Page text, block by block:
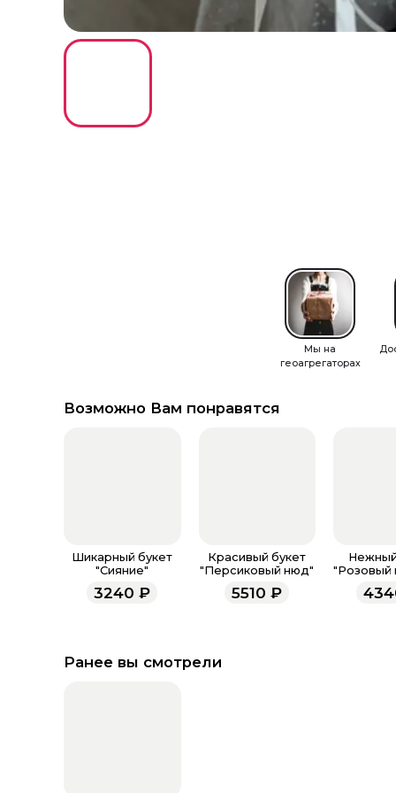
Мы на
геоагрегаторах
Возможно Вам понравятся
Шикарный букет
"Сияние"
3240 ₽
Красивый букет
"Персиковый нюд"
5510 ₽
"Розовый
Ранее вы смотрели